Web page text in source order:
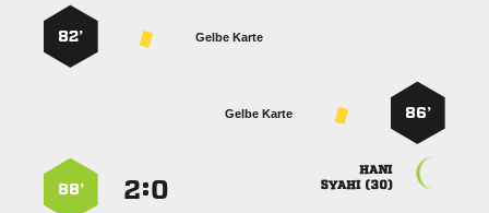
Gelbe Karte
82’
86’
Gelbe Karte

 
:
88’